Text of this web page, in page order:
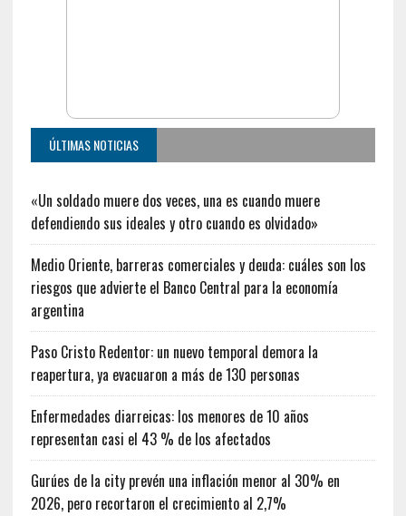
ÚLTIMAS NOTICIAS
«Un soldado muere dos veces, una es cuando muere
defendiendo sus ideales y otro cuando es olvidado»
Medio Oriente, barreras comerciales y deuda: cuáles son los
riesgos que advierte el Banco Central para la economía
argentina
Paso Cristo Redentor: un nuevo temporal demora la
reapertura, ya evacuaron a más de 130 personas
Enfermedades diarreicas: los menores de 10 años
representan casi el 43 % de los afectados
Gurúes de la city prevén una inflación menor al 30% en
2026, pero recortaron el crecimiento al 2,7%